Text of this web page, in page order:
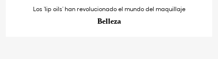
Los ‘lip oils’ han revolucionado el mundo del maquillaje
Belleza